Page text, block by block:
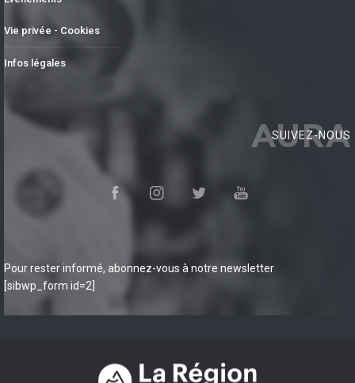
Vie privée - Cookies
Infos légales
AURA
SUIVEZ-NOUS
Pour rester informé, abonnez-vous à notre newsletter
[sibwp_form id=2]